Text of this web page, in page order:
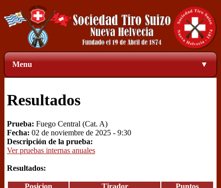
Menu ▼
Resultados
Prueba: Fuego Central (Cat. A)
Fecha: 02 de noviembre de 2025 - 9:30
Descripción de la prueba:
Ver pruebas internas anuales
Resultados:
Posicion Tirador Puntos